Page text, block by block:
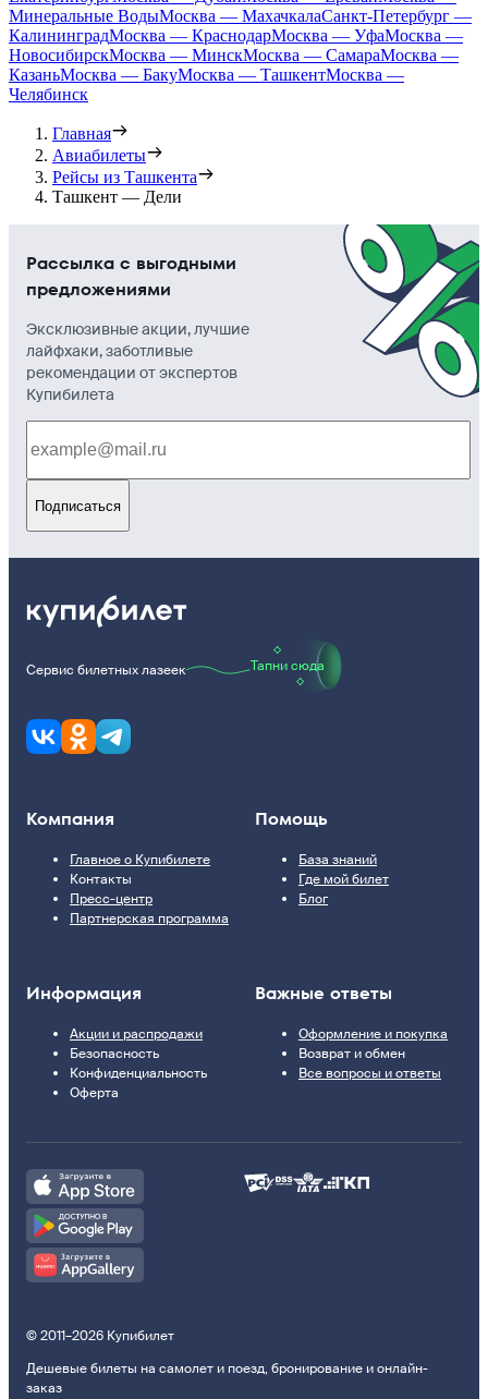
Минеральные ВодыМосква — МахачкалаСанкт-Петербург —
КалининградМосква — КраснодарМосква — УфаМосква —
НовосибирскМосква — МинскМосква — СамараМосква —
КазаньМосква — БакуМосква — ТашкентМосква —
Челябинск
Главная
Авиабилеты
Рейсы из Ташкента
Ташкент — Дели
Рассылка с выгодными
предложениями
Эксклюзивные акции, лучшие
лайфхаки, заботливые
рекомендации от экспертов
Купибилета
Подписаться
Сервис билетных лазеек Тапни сюда
Компания
Главное о Купибилете
Контакты
Пресс-центр
Партнерская программа
Помощь
База знаний
Где мой билет
Блог
Информация
Акции и распродажи
Безопасность
Конфиденциальность
Оферта
Важные ответы
Оформление и покупка
Возврат и обмен
Все вопросы и ответы
© 2011–2026 Купибилет
Дешевые билеты на самолет и поезд, бронирование и онлайн-
заказ